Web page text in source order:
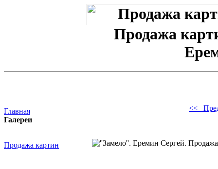
Продажа
Главная
Галереи
Продажа картин
<<